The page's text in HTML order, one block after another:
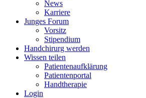
News
Karriere
Junges Forum
Vorsitz
Stipendium
Handchirurg werden
Wissen teilen
Patientenaufklärung
Patientenportal
Handtherapie
Login